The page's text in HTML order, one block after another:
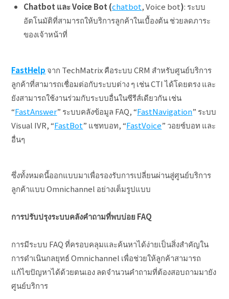
Chatbot และ Voice Bot (chatbot, Voice bot): ระบบ
อัตโนมัติที่สามารถให้บริการลูกค้าในเบื้องต้น ช่วยลดภาระ
ของเจ้าหน้าที่
FastHelp จาก TechMatrixคือระบบ CRM สำหรับศูนย์บริการ
ลูกค้าที่สามารถเชื่อมต่อกับระบบต่าง ๆ เช่น CTI ได้โดยตรง และ
ยังสามารถใช้งานร่วมกับระบบอื่นในซีรีส์เดียวกัน เช่น
“FastAnswer” ระบบคลังข้อมูล FAQ, “FastNavigation” ระบบ
Visual IVR, “FastBot” แชทบอท, “FastVoice” วอยซ์บอท และ
อื่นๆ
ซึ่งทั้งหมดนี้ออกแบบมาเพื่อรองรับการเปลี่ยนผ่านสู่ศูนย์บริการ
ลูกค้าแบบ Omnichannel อย่างเต็มรูปแบบ
การปรับปรุงระบบคลังคำถามที่พบบ่อยFAQ
การมีระบบ FAQ ที่ครอบคลุมและค้นหาได้ง่ายเป็นสิ่งสำคัญใน
การดำเนินกลยุทธ์ Omnichannel เพื่อช่วยให้ลูกค้าสามารถ
แก้ไขปัญหาได้ด้วยตนเอง ลดจำนวนคำถามที่ต้องสอบถามมายัง
ศูนย์บริการ